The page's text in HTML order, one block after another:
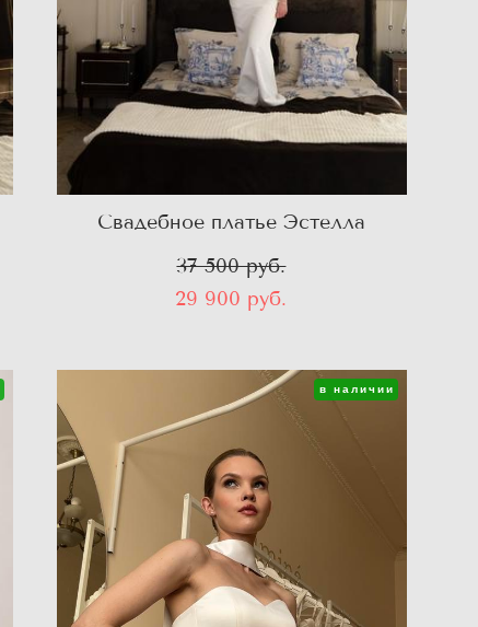
Свадебное платье Эстелла
37 500 pуб.
29 900 pуб.
в наличии